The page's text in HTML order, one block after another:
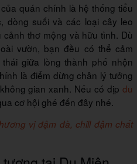
quán chính là hệ thống tiểu
dòng suối và các loại cây leo
thơ mộng và hữu tình. Dù
vườn, bạn đều có thể cảm
giữa lòng thành phố nhộn
là điểm dừng chân lý tưởng
gian xanh. Nếu có dịp du
cơ hội ghé đến đây nhé.
vị đậm đà, chill đậm chất